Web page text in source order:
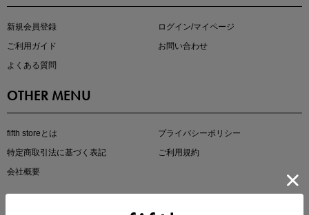
真夏のオフィスカジュアル
新規会員登録
ログイン/マイページ
ご利用ガイド
お問い合わせ
よくある質問
OTHER MENU
fifth storeとは
プライバシーポリシー
特定商取引法に基づく表記
ご利用規約
会社概要